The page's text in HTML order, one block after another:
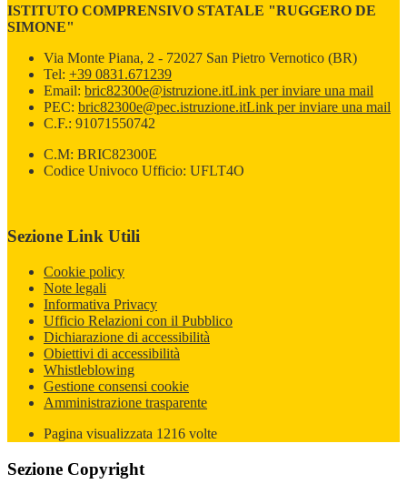
ISTITUTO COMPRENSIVO STATALE "RUGGERO DE
SIMONE"
Via Monte Piana, 2 - 72027 San Pietro Vernotico (BR)
Tel: +39 0831.671239
Email: bric82300e@istruzione.itLink per inviare una mail
PEC: bric82300e@pec.istruzione.itLink per inviare una mail
C.F.: 91071550742
C.M: BRIC82300E
Codice Univoco Ufficio: UFLT4O
Sezione Link Utili
Cookie policy
Note legali
Informativa Privacy
Ufficio Relazioni con il Pubblico
Dichiarazione di accessibilità
Obiettivi di accessibilità
Whistleblowing
Gestione consensi cookie
Amministrazione trasparente
Pagina visualizzata 1216 volte
Sezione Copyright